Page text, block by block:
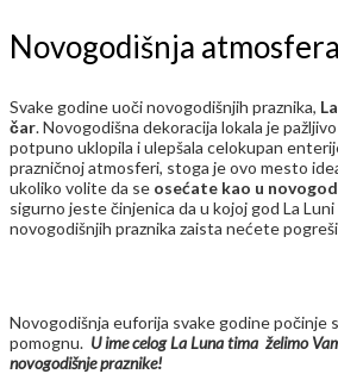
Novogodišnja atmosfera
Svake godine uoči novogodišnjih praznika,
čar. Novogodišna dekoracija lokala je
potpuno uklopila i ulepšala celokupan
prazničnoj atmosferi, stoga je ovo mesto
ukoliko volite da se osećate kao u
sigurno jeste činjenica da u kojoj god La
novogodišnjih praznika zaista nećete
Novogodišnja euforija svake godine počinje
pomognu. U ime celog La Luna tima želimo
novogodišnje praznike!